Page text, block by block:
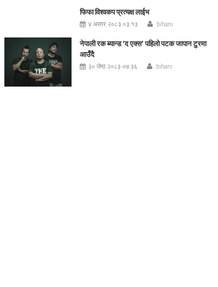
फिफा विश्वकप प्रत्यक्ष लाईभ
४ असार २०८३ ०३:१३ bihani
नेपाली रक ब्यान्ड ‘द एक्स’ पहिलो पटक जापान टुरमा
आउँदै
३० जेष्ठ २०८३ ०७:३६ bihani